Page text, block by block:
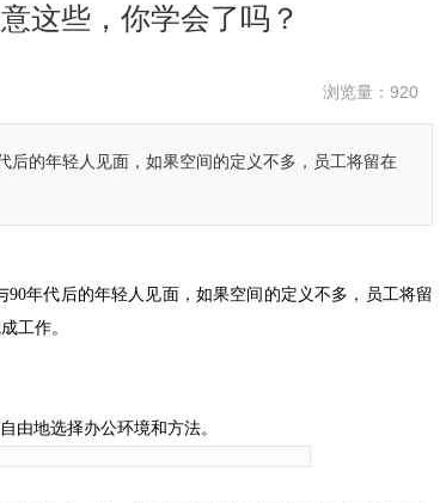
这些，你学会了吗？
浏览量： 920
后的年轻人见面，如果空间的定义不多，员工将留在
年代后的年轻人见面，如果空间的定义不多，员工将留
工作。
由地选择办公环境和方法。